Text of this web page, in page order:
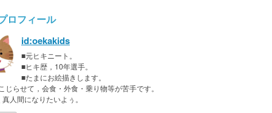
ロフィール
id:oekakids
■元ヒキニート。
■ヒキ歴，10年選手。
■たまにお絵描きします。
じらせて，会食・外食・乗り物等が苦手です。
人間になりたいよぅ。